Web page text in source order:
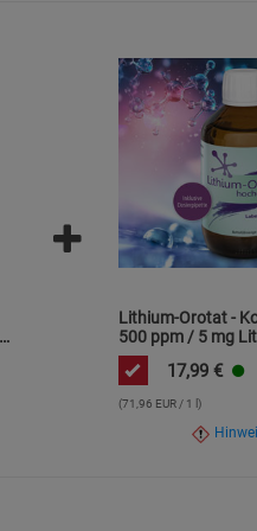
Lithium-Orotat -
500 ppm / 5 mg
ml / hochdosiert
17,99 €
(71,96 EUR / 1 l)